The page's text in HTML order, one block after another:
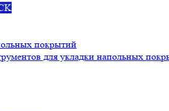
покрытий
для укладки напольных